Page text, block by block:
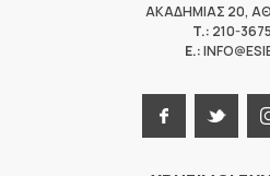
ΑΚΑΔΗΜΙΑΣ 20,
T.: 210-
E.: